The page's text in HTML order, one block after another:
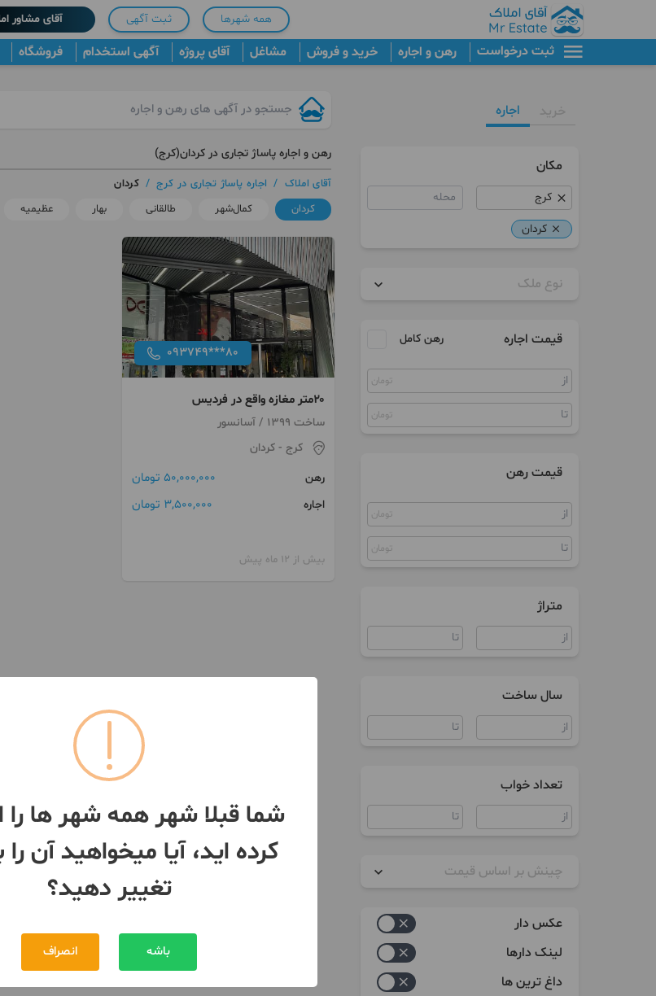
همه شهرها ثبت آگهی آقای مشاور
ثبت درخواست رهن و اجاره خرید و فروش مشاغل آقای پروژه آگهی استخدام فروشگاه
خرید اجاره
مکان
محله
کردان
نوع ملک
زمین
ویلا
سوله
قیمت اجاره رهن کامل
تومان
تومان
قیمت رهن
تومان
تومان
متراژ
سال ساخت
تعداد خواب
چینش بر اساس قیمت
عکس دار
لینک دارها
داغ ترین ها
رهن و اجاره پاساژ تجاری در کردان(کرج)
آقای املاک / اجاره پاساژ تجاری در کرج / کردان
کردان
کمال‌شهر طالقانی بهار عظیمیه
093749***80
۲۰متر مغازه واقع در فردیس
ساخت 1399 / آسانسور
کرج - کردان
رهن
50,000,000 تومان
اجاره 3,500,000 تومان
بیش از 12 ماه پیش
شما قبلا شهر همه شهر ها را
کرده اید، آیا میخواهید آن
تغییر دهید؟
باشه انصراف